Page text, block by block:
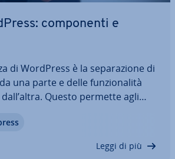
com­po­nen­ti e
di WordPress è la se­pa­ra­zio­ne di
una parte e delle fun­zio­na­li­tà
Questo permette agli
senza dover in­ter­ve­ni­re nel
Leggi di più